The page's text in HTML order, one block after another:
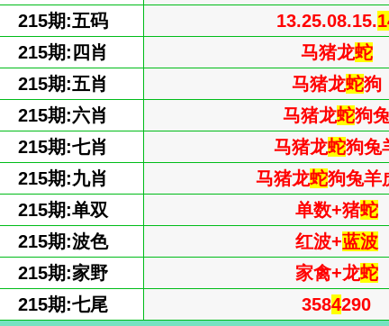
215期:五码
13.25.08.15.
215期:四肖
马猪龙蛇
215期:五肖
马猪龙蛇狗
215期:六肖
马猪龙蛇狗
215期:七肖
马猪龙蛇狗兔
215期:九肖
马猪龙蛇狗兔羊
215期:单双
单数+猪蛇
215期:波色
红波+蓝波
215期:家野
家禽+龙蛇
215期:七尾
3584290